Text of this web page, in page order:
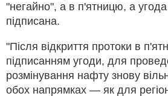
"негайно", а в п'ятницю, а
підписана.
"Після відкриття протоки в
підписанням угоди, для
розмінування нафту знову
обох напрямках — як для